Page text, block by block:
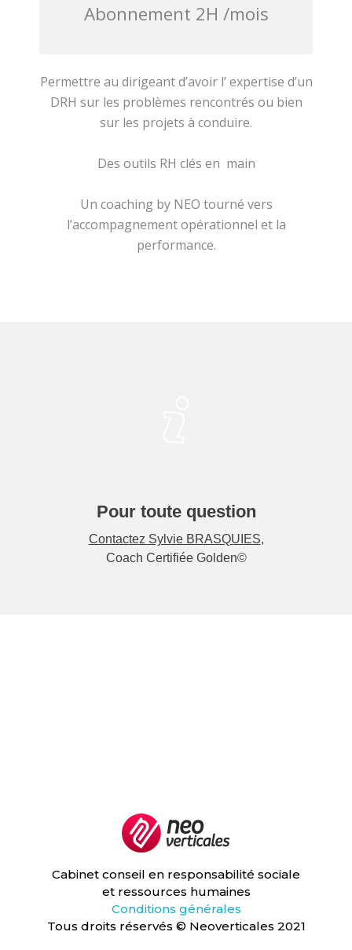
Abonnement 2H /mois
Permettre au dirigeant d’avoir l’ expertise d’un
DRH sur les problèmes rencontrés ou bien
sur les projets à conduire.
Des outils RH clés en main
Un coaching by NEO tourné vers
l’accompagnement opérationnel et la
performance.
Pour toute question
Contactez Sylvie BRASQUIES,
Coach Certifiée Golden©
Cabinet conseil en responsabilité sociale
et ressources humaines
Conditions générales
Tous droits réservés © Neoverticales 2021